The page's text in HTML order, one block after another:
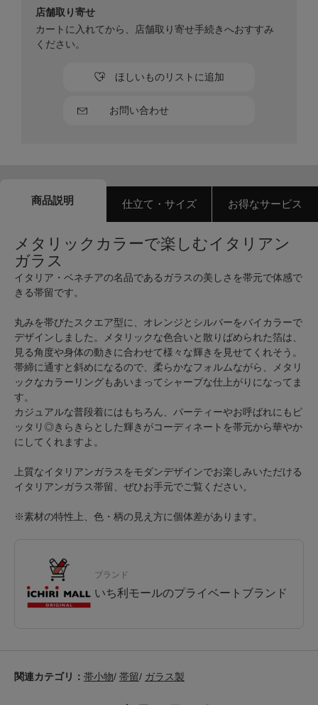
お問い合わせ
ほしいものリストに追加
店舗取り寄せ
カートに入れてから、店舗取り寄せ手続きへおすすみ
ください。
商品説明 仕立て・サイズ お得なサービス
メタリックカラーで楽しむイタリアン
ガラス
イタリア・ベネチアの名品であるガラスの美しさを帯元で体感で
きる帯留です。
丸みを帯びたスクエア型に、オレンジとシルバーをバイカラーで
デザインしました。メタリックな色合いと散りばめられた箔は、
見る角度や身体の動きに合わせて様々な輝きを見せてくれそう。
帯締に通すと斜めになるので、柔らかなフォルムながら、メタリ
ックなカラーリングもあいまってシャープな仕上がりになってま
す。
カジュアルな普段着にはもちろん、パーティーやお呼ばれにもピ
ッタリ◎きらきらとした輝きがコーディネートを帯元から華やか
にしてくれますよ。
上質なイタリアンガラスをモダンデザインでお楽しみいただける
イタリアンガラス帯留、ぜひお手元でご覧ください。
※素材の特性上、色・柄の見え方に個体差があります。
ブランド
いち利モールのプライベートブランド
関連カテゴリ： 帯小物/ 帯留/ ガラス製